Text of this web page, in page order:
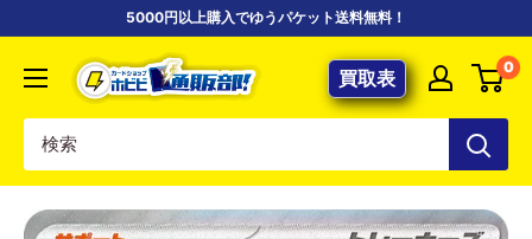
5000円以上購入でゆうパケット送料無料！
【ポ
ケ
専
門
店】
買取表 0